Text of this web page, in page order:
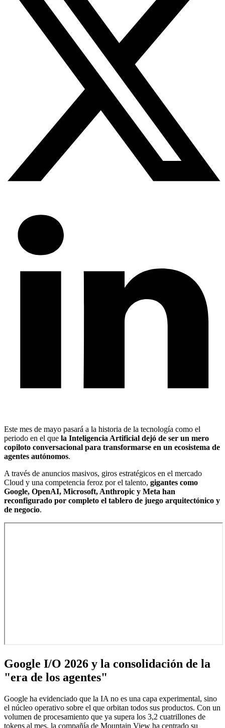
Este mes de mayo pasará a la historia de la tecnología como el
periodo en el que la Inteligencia Artificial dejó de ser un mero
copiloto conversacional para transformarse en un ecosistema de
agentes autónomos.
A través de anuncios masivos, giros estratégicos en el mercado
Cloud y una competencia feroz por el talento, gigantes como
Google, OpenAI, Microsoft, Anthropic y Meta han
reconfigurado por completo el tablero de juego arquitectónico y
de negocio.
Google I/O 2026 y la consolidación de la
"era de los agentes"
Google ha evidenciado que la IA no es una capa experimental, sino
el núcleo operativo sobre el que orbitan todos sus productos. Con un
volumen de procesamiento que ya supera los 3,2 cuatrillones de
tokens al mes, la compañía de Mountain View ha centrado su